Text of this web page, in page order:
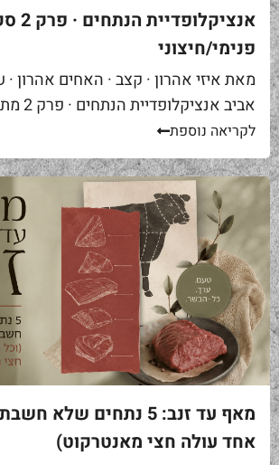
פנימי/חיצוני
מאת איזי אהרון · קצב · האחים אהרון
אביב
באים אליי בקצביה ומבקשים "סקירט".
לקריאה נוספת
מאף עד זנב: 5 נתחים
אחד עולה חצי מאנטרקוט)